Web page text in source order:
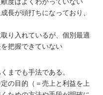
長が頭打ちになっており、
り入れているが、個別最適
把握できていない
までも手法である。
の目的（＝売上と利益を上